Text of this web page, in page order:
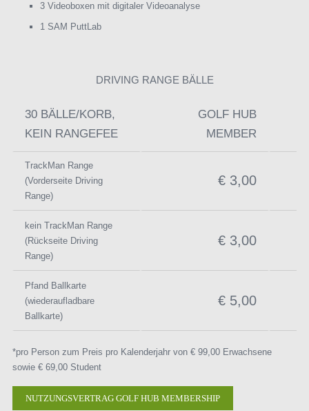
3 Videoboxen mit digitaler Videoanalyse
1 SAM PuttLab
DRIVING RANGE BÄLLE
30 BÄLLE/KORB,
KEIN RANGEFEE
GOLF HUB
MEMBER
TrackMan Range
(Vorderseite Driving
Range)
€ 3,00
kein TrackMan Range
(Rückseite Driving
Range)
€ 3,00
Pfand Ballkarte
(wiederaufladbare
Ballkarte)
€ 5,00
*pro Person zum Preis pro Kalenderjahr von € 99,00 Erwachsene
sowie € 69,00 Student
NUTZUNGSVERTRAG GOLF HUB MEMBERSHIP